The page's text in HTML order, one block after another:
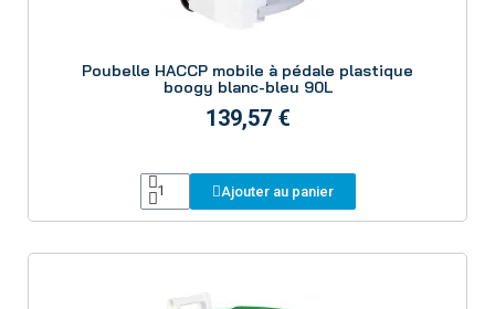
Poubelle HACCP mobile à pédale plastique
boogy blanc-bleu 90L
139,57 €
Ajouter au panier